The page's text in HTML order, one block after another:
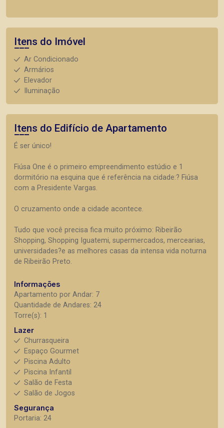
Itens do Imóvel
Ar Condicionado
Armários
Elevador
Iluminação
Itens do Edifício de Apartamento
É ser único!
Fiúsa One é o primeiro empreendimento estúdio e 1
dormitório na esquina que é referência na cidade:? Fiúsa
com a Presidente Vargas.
O cruzamento onde a cidade acontece.
Tudo que você precisa fica muito próximo: Ribeirão
Shopping, Shopping Iguatemi, supermercados, mercearias,
universidades?e as melhores casas da intensa vida noturna
de Ribeirão Preto.
Informações
Apartamento por Andar: 7
Quantidade de Andares: 24
Torre(s): 1
Lazer
Churrasqueira
Espaço Gourmet
Piscina Adulto
Piscina Infantil
Salão de Festa
Salão de Jogos
Segurança
Portaria: 24